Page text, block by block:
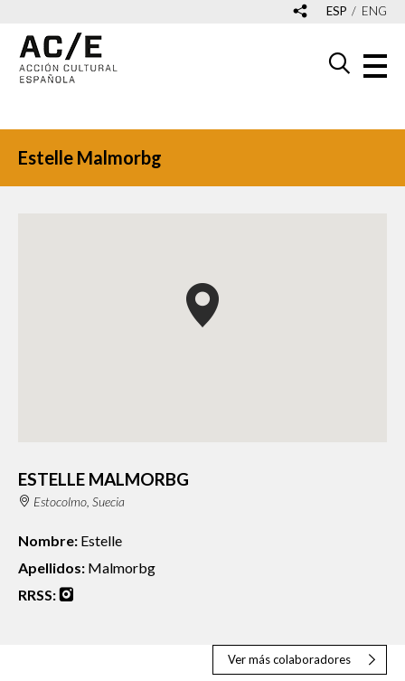
ESP ENG
Estelle Malmorbg
ESTELLE MALMORBG
Estocolmo, Suecia
Nombre: Estelle
Apellidos: Malmorbg
RRSS:
Ver más colaboradores